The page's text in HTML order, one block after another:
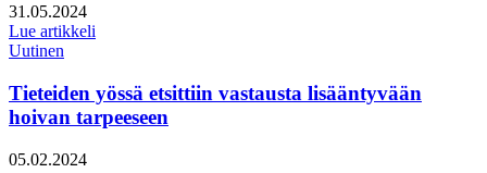
Julkaistu:
31.05.2024
Lue artikkeli
Uutinen
Tieteiden yössä etsittiin vastausta lisääntyvään
hoivan tarpeeseen
Julkaistu:
05.02.2024